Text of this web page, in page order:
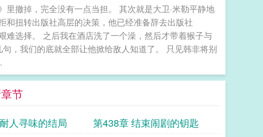
撤掉，完全没有一点当担。 其次就是大卫·米勒平静地
和扭转出版社高层的决策，他已经准备辞去出版社
选择。 之后我在酒店洗了一个澡，然后才带着猴子与
，我们的底就全部让他掀给敌人知道了。 只见韩非将别
节
人寻味的结局
第438章 结束闹剧的钥匙